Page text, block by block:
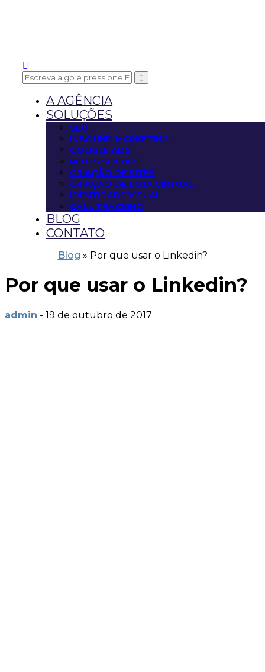
A AGÊNCIA
SOLUÇÕES
SEO
INBOUND MARKETING
GOOGLE ADS
REDES SOCIAIS
CRIAÇÃO DE SITES
CRIAÇÃO DE LOJA VIRTUAL
IDENTIDADE VISUAL
CALL TRACKING
BLOG
CONTATO
Blog » Por que usar o Linkedin?
Por que usar o Linkedin?
admin - 19 de outubro de 2017